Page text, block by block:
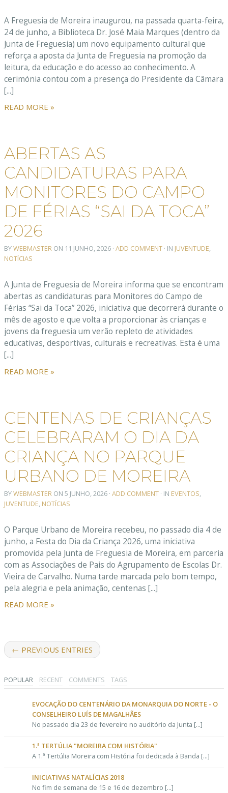
A Freguesia de Moreira inaugurou, na passada quarta-feira,
24 de junho, a Biblioteca Dr. José Maia Marques (dentro da
Junta de Freguesia) um novo equipamento cultural que
reforça a aposta da Junta de Freguesia na promoção da
leitura, da educação e do acesso ao conhecimento. A
cerimónia contou com a presença do Presidente da Câmara
[...]
READ MORE »
ABERTAS AS
CANDIDATURAS PARA
MONITORES DO CAMPO
DE FÉRIAS “SAI DA TOCA”
2026
BYWEBMASTER ON 11 JUNHO, 2026 · ADD COMMENT · IN JUVENTUDE,
NOTÍCIAS
A Junta de Freguesia de Moreira informa que se encontram
abertas as candidaturas para Monitores do Campo de
Férias “Sai da Toca” 2026, iniciativa que decorrerá durante o
mês de agosto e que volta a proporcionar às crianças e
jovens da freguesia um verão repleto de atividades
educativas, desportivas, culturais e recreativas. Esta é uma
[...]
READ MORE »
CENTENAS DE CRIANÇAS
CELEBRARAM O DIA DA
CRIANÇA NO PARQUE
URBANO DE MOREIRA
BYWEBMASTER ON 5 JUNHO, 2026 · ADD COMMENT · IN EVENTOS,
JUVENTUDE, NOTÍCIAS
O Parque Urbano de Moreira recebeu, no passado dia 4 de
junho, a Festa do Dia da Criança 2026, uma iniciativa
promovida pela Junta de Freguesia de Moreira, em parceria
com as Associações de Pais do Agrupamento de Escolas Dr.
Vieira de Carvalho. Numa tarde marcada pelo bom tempo,
pela alegria e pela animação, centenas [...]
READ MORE »
← PREVIOUS ENTRIES
POPULAR RECENT COMMENTS TAGS
EVOCAÇÃO DO CENTENÁRIO DA MONARQUIA DO NORTE - O
CONSELHEIRO LUÍS DE MAGALHÃES
No passado dia 23 de fevereiro no auditório da Junta [...]
1.ª TERTÚLIA "MOREIRA COM HISTÓRIA"
A 1.ª Tertúlia Moreira com História foi dedicada à Banda [...]
INICIATIVAS NATALÍCIAS 2018
No fim de semana de 15 e 16 de dezembro [...]